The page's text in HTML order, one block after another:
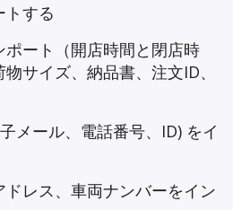
トする
ート（開店時間と閉店時
サイズ、納品書、注文ID、
メール、電話番号、ID) をイ
ドレス、車両ナンバーをイン